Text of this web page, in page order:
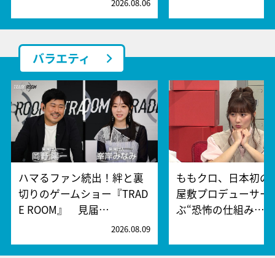
2026.08.06
バラエティ
ハマるファン続出！絆と裏
切りのゲームショー『TRAD
E ROOM』 見届…
2026.08.09
ももクロ、日本初の
屋敷プロデューサー
ぶ“恐怖の仕組み…